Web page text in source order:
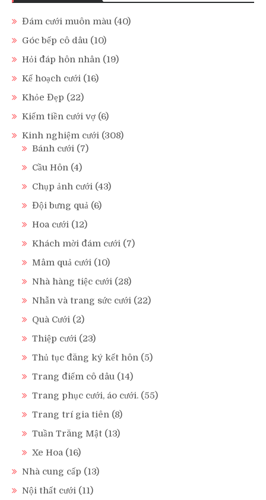
Đám cưới muôn màu (40)
Góc bếp cô dâu (10)
Hỏi đáp hôn nhân (19)
Kế hoạch cưới (16)
Khỏe Đẹp (22)
Kiếm tiền cưới vợ (6)
Kinh nghiệm cưới (308)
Bánh cưới (7)
Cầu Hôn (4)
Chụp ảnh cưới (43)
Đội bưng quả (6)
Hoa cưới (12)
Khách mời đám cưới (7)
Mâm quả cưới (10)
Nhà hàng tiệc cưới (28)
Nhẫn và trang sức cưới (22)
Quà Cưới (2)
Thiệp cưới (23)
Thủ tục đăng ký kết hôn (5)
Trang điểm cô dâu (14)
Trang phục cưới, áo cưới. (55)
Trang trí gia tiên (8)
Tuần Trăng Mật (13)
Xe Hoa (16)
Nhà cung cấp (13)
Nội thất cưới (11)